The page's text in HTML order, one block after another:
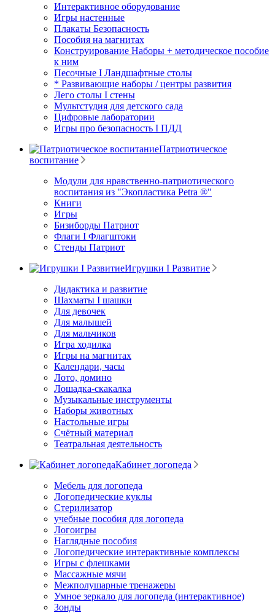
Интерактивное оборудование
Игры настенные
Плакаты Безопасность
Пособия на магнитах
Конструирование Наборы + методическое пособие
к ним
Песочные I Ландшафтные столы
* Развивающие наборы / центры развития
Лего столы I стены
Мультстудия для детского сада
Цифровые лаборатории
Игры про безопасность I ПДД
Патриотическое
воспитание
Модули для нравственно-патриотического
воспитания из "Экопластика Petra ®"
Книги
Игры
Бизиборды Патриот
Флаги I Флагштоки
Стенды Патриот
Игрушки I Развитие
Дидактика и развитие
Шахматы I шашки
Для девочек
Для малышей
Для мальчиков
Игра ходилка
Игры на магнитах
Календари, часы
Лото, домино
Лошадка-скакалка
Музыкальные инструменты
Наборы животных
Настольные игры
Счётный материал
Театральная деятельность
Кабинет логопеда
Мебель для логопеда
Логопедические куклы
Стерилизатор
учебные пособия для логопеда
Логоигры
Наглядные пособия
Логопедические интерактивные комплексы
Игры с флешками
Массажные мячи
Межполушарные тренажеры
Умное зеркало для логопеда (интерактивное)
Зонды